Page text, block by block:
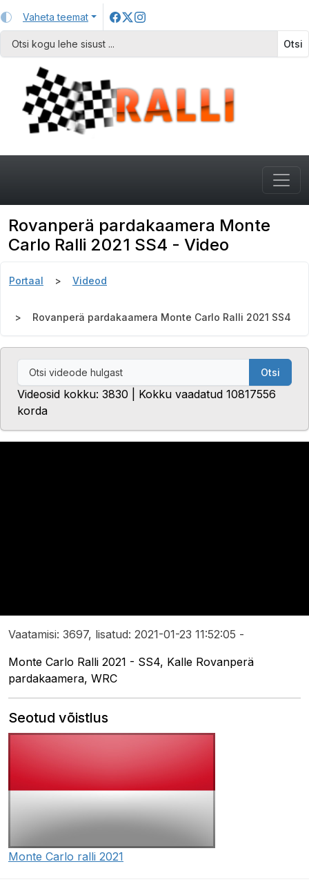
Vaheta teemat
Otsi
Rovanperä pardakaamera Monte
Carlo Ralli 2021 SS4 - Video
Portaal Videod
Rovanperä pardakaamera Monte Carlo Ralli 2021 SS4
Otsi
Videosid kokku: 3830 | Kokku vaadatud 10817556
korda
Vaatamisi: 3697, lisatud: 2021-01-23 11:52:05 -
Monte Carlo Ralli 2021 - SS4, Kalle Rovanperä
pardakaamera, WRC
Seotud võistlus
Monte Carlo ralli 2021